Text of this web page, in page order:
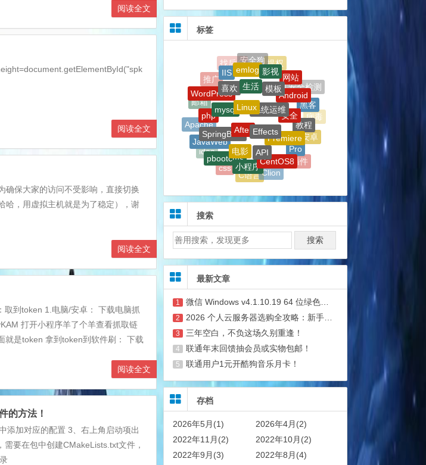
阅读全文
阅读全文
确保大家的访问不受影响，直接切换
哈，用虚拟主机就是为了稳定），谢
阅读全文
到token 1.电脑/安卓： 下载电脑抓
打开小程序羊了个羊查看抓取链
就是token 拿到token到软件刷： 下载
阅读全文
的方法！
添加对应的配置 3、右上角启动项出
要在包中创建CMakeLists.txt文件，
标签
邮箱
WordPress
喜欢
生活
模板
Android
黑客
病毒
软件
Apache
php
mysql
Linux系统运维
安全
教程
安卓
jsp
JetBrains
eclipse
公告
Windows
Git
idea
JavaWeb
SpringBoot
AfterEffects
Premiere
Pro
AE插件
PR插件
AE
代码
css
pbootcms
电影
API
CentOS8
Clion
C语言
小程序
搜索
最新文章
1 微信 Windows v4.1.10.19 64 位绿色公测版 5.23 补官方包 支持多开与消息防撤回
2 2026 个人云服务器选购全攻略：新手避坑 + 省钱技巧
3 三年空白，不负这场久别重逢！
4 联通年末回馈抽会员或实物包邮！
5 联通用户1元开酷狗音乐月卡！
存档
2026年5月(1)
2026年4月(2)
2022年11月(2)
2022年10月(2)
2022年9月(3)
2022年8月(4)